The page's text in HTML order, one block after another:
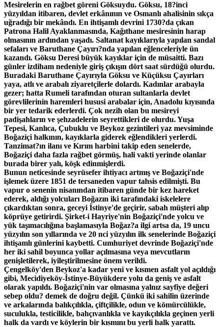
Mesirelerin en rağbet göreni Göksuydu. Göksu, 18?inci
yüzyıldan itibaren, devlet erkânının ve Osmanlı ahalisinin sıkça
uğradığı bir mekândı. En ihtişamlı devrini 1730?da çıkan
Patrona Halil Ayaklanmasında, Kağıthane mesiresinin harap
olmasının ardından yaşadı. Saltanat kayıklarıyla yapılan sandal
sefaları ve Baruthane Çayırı?nda yapılan eğlenceleriyle ün
kazandı. Göksu Deresi büyük kayıklar için de müsaitti. Bazı
günler izdiham nedeniyle giriş çıkışın dört saat sürdüğü olurdu.
Buradaki Baruthane Çayırıyla Göksu ve Küçüksu Çayırları
yaya, atlı ve arabalı ziyaretçilerle dolardı. Kadınlar arabayla
gezer; hatta Rumeli tarafından oturan sultanlarla devlet
görevlilerinin haremleri hususi arabalar için, Anadolu kıyısında
bir yer tedarik ederlerdi. Çok nezih olan bu mesireyi
padişahların ve şehzadelerin seyrettikleri de olurdu. Yuşa
Tepesi, Kanlıca, Çubuklu ve Beykoz gezintileri yaz mevsiminde
Boğaziçi halkının, kayıklarla giderek eğlendikleri yerlerdi.
Tanzimat?ın ilanı ve Kırım harbini takip eden senelerde,
Boğaziçi daha fazla rağbet görmüş, hali vakti yerinde olanlar
burada birer yalı, köşk edinmişlerdi.
Bunun neticesinde seyrüsefer ihtiyacı artmış ve Boğaziçi'nde
işlemek üzere 1851 de tersaneden vapur tahsis edilmişti. Bu
vapur o senenin nisanından itibaren günde bir kez hareket
ederek, aldığı yolcuları Boğazın iki tarafındaki iskelelere
çıkardıktan sonra, geceyi İstinye'de geçirir, sabah müşteri alıp
köprüye getirirdi. Şirket-i Hayriye'nin Boğaziçi'nde yolcu ve
yük taşımacılığına başlamasıyla Boğaz?a ilgi artsa da, 19 uncu
yüzyılın son yıllarında ve 20 nci yüzyılın ilk senelerinde Boğaziçi
ihtişamlı günlerini kaybetti. Cumhuriyet devrinde Boğaziçi'nde
her iki sahil boyunca yollar açılmasına veya mevcutların
genişletilerek, iyileştirilmesine önem verildi.
Çengelköy'den Beykoz'a kadar yeni ve kısmen asfalt yol açıldığı
gibi, Mecidiyeköy-İstinye-Büyükdere yolu da geniş ve asfalt
olarak yapıldı. Boğaziçi'nin var olmasına yalnız sayfiye değeri
sebep oldu? demek de doğru değil. Çünkü iki sahilin üzerinde
ve arkalarında balıkçılıkla, çiftçilikle, odun ve kömürcülükle,
suculukla, testicilikle, bahçıvanlıkla ve kayıkçılıkla geçinen yerli
halk da vardı ve köylerin bir kısmını bu yerli halk yarattı.